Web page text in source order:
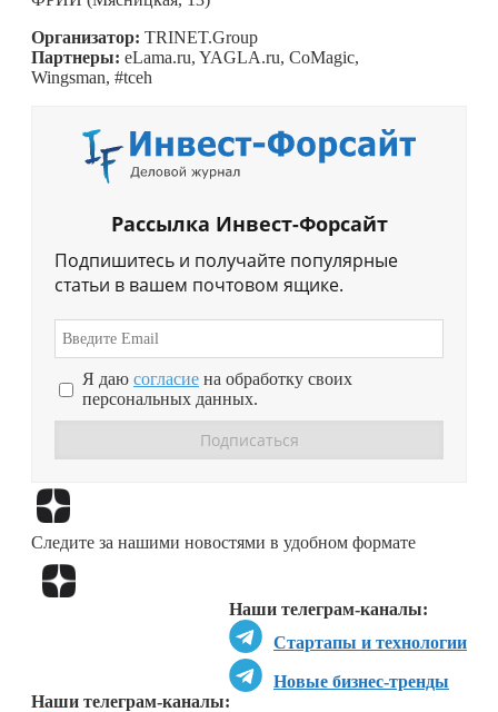
Организатор: TRINET.Group
Партнеры: eLama.ru, YAGLA.ru, CoMagic,
Wingsman, #tceh
Рассылка Инвест-Форсайт
Подпишитесь и получайте популярные
статьи в вашем почтовом ящике.
Я даю согласие на обработку своих
персональных данных.
Следите за нашими новостями в удобном формате
Наши телеграм-каналы:
Стартапы и технологии
Новые бизнес-тренды
Наши телеграм-каналы: